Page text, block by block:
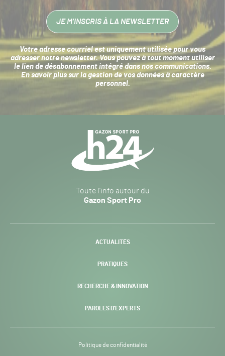
JE M’INSCRIS À LA NEWSLETTER
Votre adresse courriel est uniquement utilisée pour vous
adresser notre newsletter. Vous pouvez à tout moment utiliser
le lien de désabonnement intégré dans nos communications.
En savoir plus sur la gestion de vos données à caractère
personnel.
Sport
Pro
-
Toute l’info autour du
Gazon Sport Pro
ACTUALITÉS
PRATIQUES
RECHERCHE & INNOVATION
PAROLES D’EXPERTS
Politique de confidentialité